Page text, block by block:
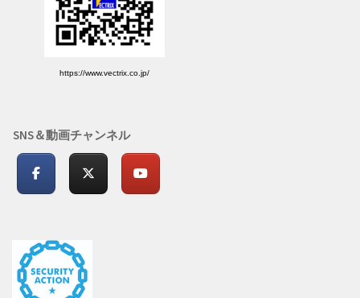
https://www.vectrix.co.jp/
SNS＆動画チャンネル